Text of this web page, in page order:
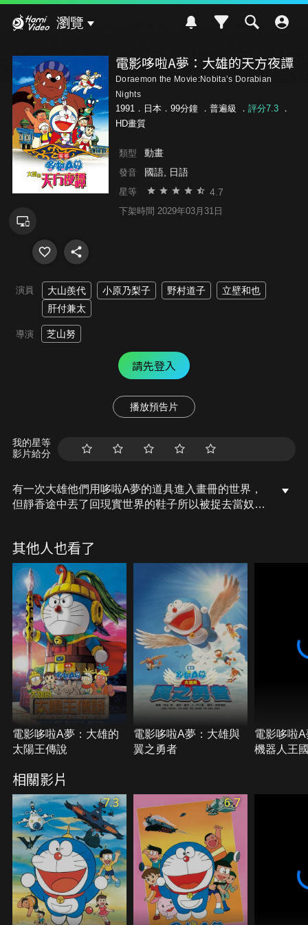
瀏覽
電影哆啦A夢：大雄的天方夜譚
Doraemon the Movie:Nobita’s Dorabian
Nights
1991．日本．99分鐘 ． 普遍級 ． 評分7.3．
HD畫質
類型 動畫
發音 國語, 日語
星等 4.7
下架時間 2029年03月31日
演員 大山羨代 小原乃梨子 野村道子
立壁和也
肝付兼太
導演 芝山努
請先登入
播放預告片
我的星等
影片給分
有一次大雄他們用哆啦A夢的道具進入畫冊的世界，
但靜香途中丟了回現實世界的鞋子所以被捉去當奴
船上的水手和盜賊們丟到大海中，之後在黃金宮殿中
遇上辛巴達，而拯救靜香後，盜賊們又來壞事，最後
辛巴達和哆啦A夢等人打敗了盜賊們。
其他人也看了
電影哆啦A夢：大雄的
太陽王傳說
電影哆啦A夢：大雄與
翼之勇者
電影哆啦
機器人王
相關影片
7.3 6.7